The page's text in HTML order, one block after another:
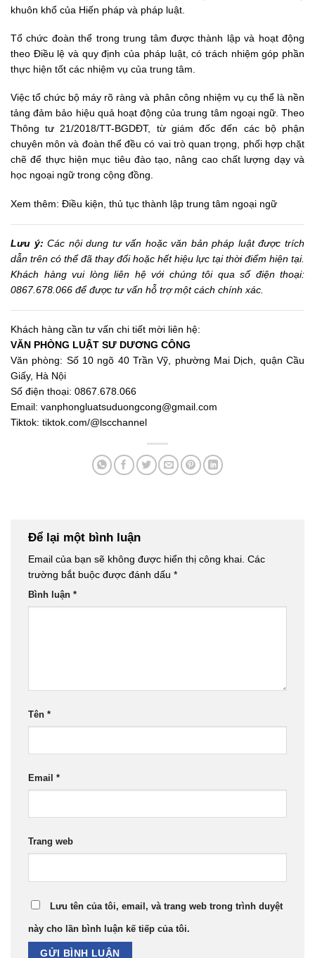
khuôn khổ của Hiến pháp và pháp luật.
Tổ chức đoàn thể trong trung tâm được thành lập và hoạt động
theo Điều lệ và quy định của pháp luật, có trách nhiệm góp phần
thực hiện tốt các nhiệm vụ của trung tâm.
Việc tổ chức bộ máy rõ ràng và phân công nhiệm vụ cụ thể là nền
tảng đảm bảo hiệu quả hoạt động của trung tâm ngoại ngữ. Theo
Thông tư 21/2018/TT-BGDĐT, từ giám đốc đến các bộ phận
chuyên môn và đoàn thể đều có vai trò quan trọng, phối hợp chặt
chẽ để thực hiện mục tiêu đào tạo, nâng cao chất lượng dạy và
học ngoại ngữ trong cộng đồng.
Xem thêm: Điều kiện, thủ tục thành lập trung tâm ngoại ngữ
Lưu ý: Các nội dung tư vấn hoặc văn bản pháp luật được trích
dẫn trên có thể đã thay đổi hoặc hết hiệu lực tại thời điểm hiện tại.
Khách hàng vui lòng liên hệ với chúng tôi qua số điện thoại:
0867.678.066 để được tư vấn hỗ trợ một cách chính xác.
Khách hàng cần tư vấn chi tiết mời liên hệ:
VĂN PHÒNG LUẬT SƯ DƯƠNG CÔNG
Văn phòng: Số 10 ngõ 40 Trần Vỹ, phường Mai Dịch, quận Cầu
Giấy, Hà Nội
Số điện thoại: 0867.678.066
Email: vanphongluatsuduongcong@gmail.com
Tiktok: tiktok.com/@lscchannel
Để lại một bình luận
Email của bạn sẽ không được hiển thị công khai. Các
trường bắt buộc được đánh dấu *
Bình luận *
Tên *
Email *
Trang web
Lưu tên của tôi, email, và trang web trong trình duyệt
này cho lần bình luận kế tiếp của tôi.